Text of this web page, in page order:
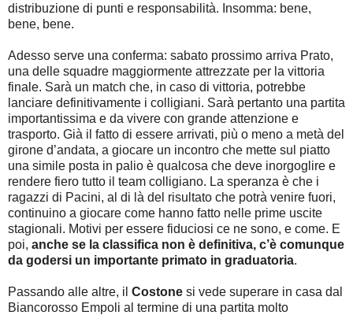
distribuzione di punti e responsabilità. Insomma: bene,
bene, bene.
Adesso serve una conferma: sabato prossimo arriva Prato,
una delle squadre maggiormente attrezzate per la vittoria
finale. Sarà un match che, in caso di vittoria, potrebbe
lanciare definitivamente i colligiani. Sarà pertanto una partita
importantissima e da vivere con grande attenzione e
trasporto. Già il fatto di essere arrivati, più o meno a metà del
girone d’andata, a giocare un incontro che mette sul piatto
una simile posta in palio è qualcosa che deve inorgoglire e
rendere fiero tutto il team colligiano. La speranza è che i
ragazzi di Pacini, al di là del risultato che potrà venire fuori,
continuino a giocare come hanno fatto nelle prime uscite
stagionali. Motivi per essere fiduciosi ce ne sono, e come. E
poi, anche se la classifica non è definitiva, c’è comunque
da godersi un importante primato in graduatoria.
Passando alle altre, il Costone si vede superare in casa dal
Biancorosso Empoli al termine di una partita molto